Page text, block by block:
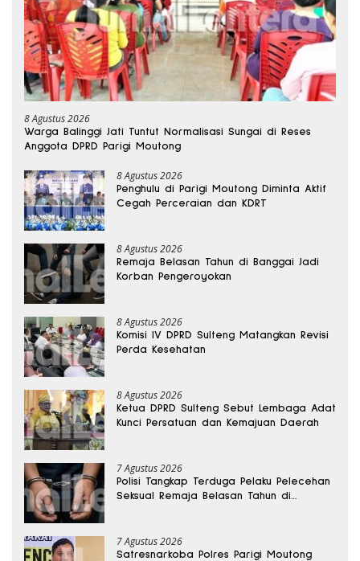
8 Agustus 2026
Warga Balinggi Jati Tuntut Normalisasi Sungai di Reses
Anggota DPRD Parigi Moutong
8 Agustus 2026
Penghulu di Parigi Moutong Diminta Aktif
Cegah Perceraian dan KDRT
8 Agustus 2026
Remaja Belasan Tahun di Banggai Jadi
Korban Pengeroyokan
8 Agustus 2026
Komisi IV DPRD Sulteng Matangkan Revisi
Perda Kesehatan
8 Agustus 2026
Ketua DPRD Sulteng Sebut Lembaga Adat
Kunci Persatuan dan Kemajuan Daerah
7 Agustus 2026
Polisi Tangkap Terduga Pelaku Pelecehan
Seksual Remaja Belasan Tahun di
7 Agustus 2026
Satresnarkoba Polres Parigi Moutong